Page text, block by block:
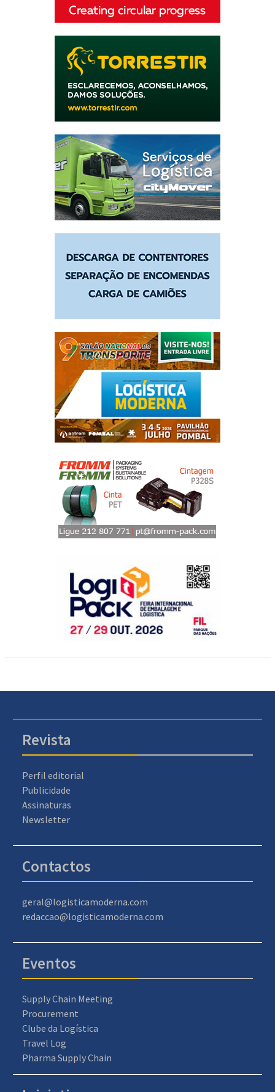
Revista
Perfil editorial
Publicidade
Assinaturas
Newsletter
Contactos
geral@logisticamoderna.com
redaccao@logisticamoderna.com
Eventos
Supply Chain Meeting
Procurement
Clube da Logística
Travel Log
Pharma Supply Chain